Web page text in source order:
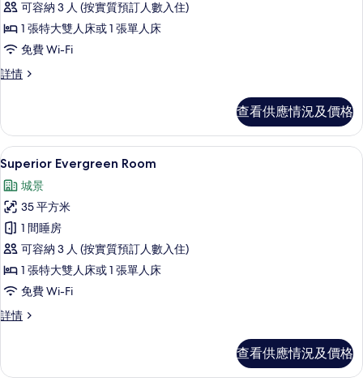
級
客
房,
城
景
的
相
片
可容納 3 人 (按實質預訂人數入住)
1 張特大雙人床或 1 張單人床
免費 Wi-Fi
詳情
高
城
市
景
情
查看供應情況及價格
載
入
所
有
Superior
Evergreen
Room
的
相
Superior Evergreen Room | 迷你吧
9
Superior Evergreen Room
城景
35 平方米
1 間睡房
可容納 3 人 (按實質預訂人數入住)
1 張特大雙人床或 1 張單人床
免費 Wi-Fi
詳情
Superior
情
查看供應情況及價格